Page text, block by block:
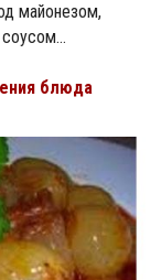
майонезом,
блюда